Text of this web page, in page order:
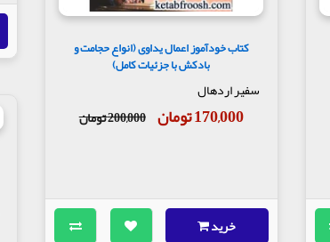
کتاب خودآموز اعمال یداوی (انواع حجامت و
بادکش با جزئیات کامل)
سفیر اردهال
170,000 تومان 200,000 تومان
خرید